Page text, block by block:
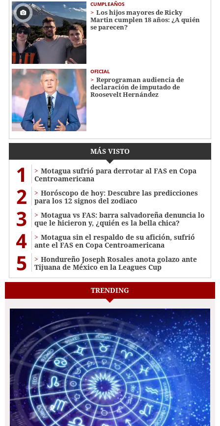
CUMPLEAÑOS
Los hijos mayores de Ricky
Martin cumplen 18 años: ¿A quién
se parecen?
OFICIAL
Reprograman audiencia de
declaración de imputado de
Roosevelt Hernández
MÁS VISTO
1
Motagua sufrió para derrotar al FAS en Copa
Centroamericana
2
Horóscopo de hoy: Descubre las predicciones
para los 12 signos del zodiaco
3
Motagua vs FAS: barra salvadoreña denuncia lo
que le hicieron y, ¿quién es la bella chica?
4
Motagua sin el respaldo de su afición, sufrió
ante el FAS en Copa Centroamericana
5
Hondureño Joseph Rosales anota golazo ante
Tijuana de México en la Leagues Cup
TRENDING